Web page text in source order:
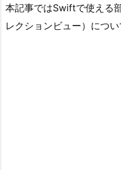
本記事ではSwiftで使える
レクションビュー）につい